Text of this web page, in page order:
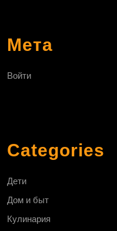
Мета
Войти
Categories
Дети
Дом и быт
Кулинария